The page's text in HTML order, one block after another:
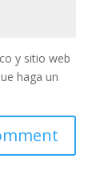
y sitio web
haga un